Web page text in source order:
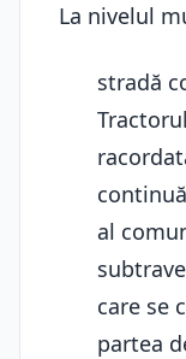
La nivelul
stradă
al
care se
partea